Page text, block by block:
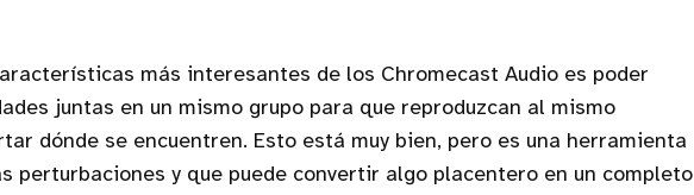
más interesantes de los Chromecast Audio es poder
juntas en un mismo grupo para que reproduzcan al mismo
dónde se encuentren. Esto está muy bien, pero es una herramienta
perturbaciones y que puede convertir algo placentero en un completo